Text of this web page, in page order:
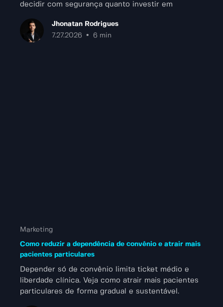
decidir com segurança quanto investir em
Jhonatan Rodrigues
7.27.2026
• 6 min
Marketing
Como reduzir a dependência de convênio e atrair mais
pacientes particulares
Depender só de convênio limita ticket médio e
liberdade clínica. Veja como atrair mais pacientes
particulares de forma gradual e sustentável.